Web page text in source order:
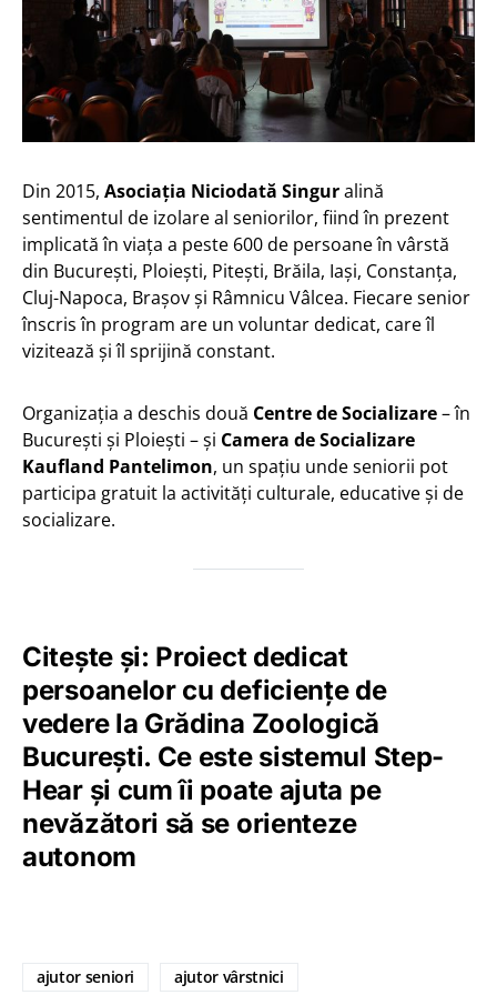
Din 2015, Asociația Niciodată Singuralină
sentimentul de izolare al seniorilor, fiind în prezent
implicată în viața a peste 600 de persoane în vârstă
din București, Ploiești, Pitești, Brăila, Iași, Constanța,
Cluj-Napoca, Brașov și Râmnicu Vâlcea. Fiecare senior
înscris în program are un voluntar dedicat, care îl
vizitează și îl sprijină constant.
Organizația a deschis două Centre de Socializare– în
București și Ploiești – și Camera de Socializare
Kaufland Pantelimon, un spațiu unde seniorii pot
participa gratuit la activități culturale, educative și de
socializare.
Citește și: Proiect dedicat
persoanelor cu deficiențe de
vedere la Grădina Zoologică
București. Ce este sistemul Step-
Hear și cum îi poate ajuta pe
nevăzători să se orienteze
autonom
ajutor seniori ajutor vârstnici